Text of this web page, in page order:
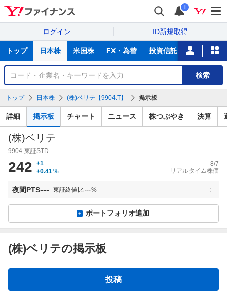
i
ログイン ID新規取得
サ
トップ 日本株 米国株 FX・為替 投資信託 ニュース
銘
検
索
検索
トップ 日本株 (株)ベリテ【9904.T】 掲示板
詳細 掲示板 チャート ニュース 株つぶやき 決算
(株)ベリテ
9904 東証STD
242
+1
+0.41 %
8/7
リアルタイム株価
夜間PTS--- 東証終値比---% --:--
ポートフォリオ追加
(株)ベリテの掲示板
板
投稿